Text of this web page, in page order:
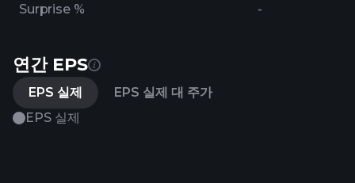
Surprise % -
연간 EPS
EPS 실제
EPS 실제 대 주가
EPS 실제